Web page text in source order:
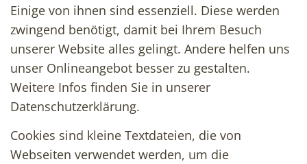
Einige von ihnen sind essenziell. Diese werden
zwingend benötigt, damit bei Ihrem Besuch
unserer Website alles gelingt. Andere helfen uns
unser Onlineangebot besser zu gestalten.
Weitere Infos finden Sie in unserer
Datenschutzerklärung.
Cookies sind kleine Textdateien, die von
Webseiten verwendet werden, um die